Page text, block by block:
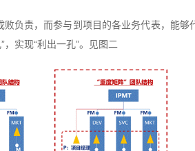
负责，而参与到项目的各业务代表，能
实现“利出一孔”。见图二